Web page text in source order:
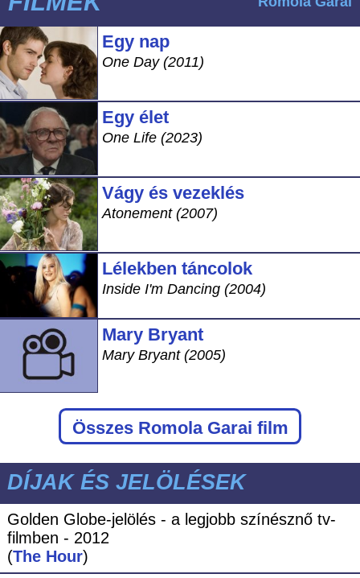
Egy nap
One Day (2011)
Egy élet
One Life (2023)
Vágy és vezeklés
Atonement (2007)
Lélekben táncolok
Inside I'm Dancing (2004)
Mary Bryant
Mary Bryant (2005)
Összes Romola Garai film
DÍJAK ÉS JELÖLÉSEK
Golden Globe-jelölés - a legjobb színésznő tv-
filmben - 2012
(The Hour)